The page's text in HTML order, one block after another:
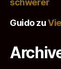
Guidozu